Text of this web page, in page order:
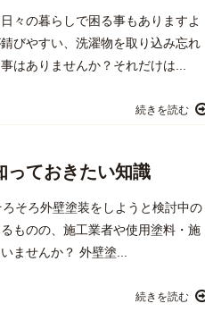
々の暮らしで困る事もありますよ
びやすい、洗濯物を取り込み忘れ
はありませんか？それだけは...
続きを読む
っておきたい知識
そろ外壁塗装をしようと検討中の
ものの、施工業者や使用塗料・施
ませんか？ 外壁塗...
続きを読む